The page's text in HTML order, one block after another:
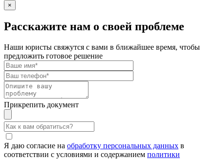
×
Расскажите нам о своей проблеме
Наши юристы свяжутся с вами в ближайшее время, чтобы
предложить готовое решение
Прикрепить документ
Я даю согласие на обработку персональных данных в
соответствии с условиями и содержанием политики